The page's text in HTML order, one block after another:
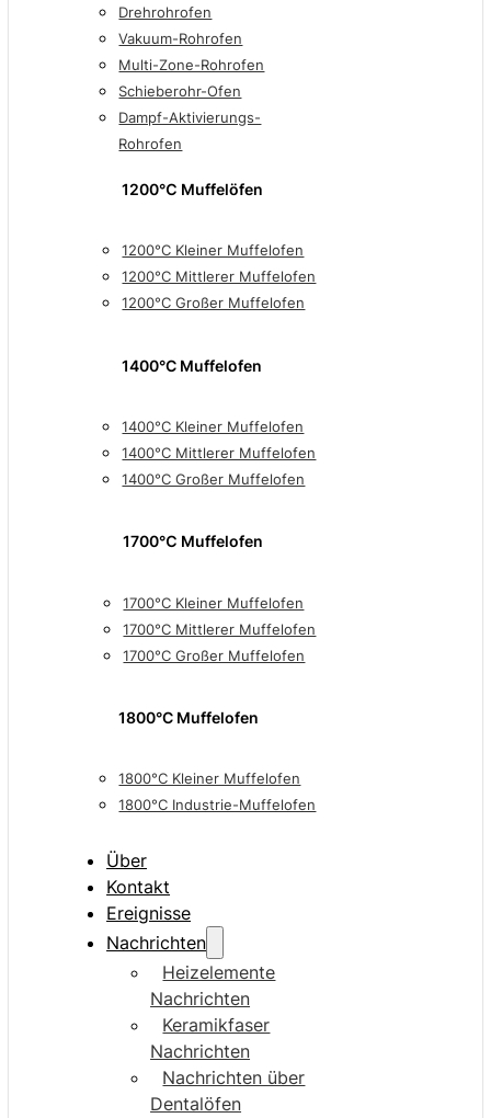
Drehrohrofen
Vakuum-Rohrofen
Multi-Zone-Rohrofen
Schieberohr-Ofen
Dampf-Aktivierungs-
Rohrofen
1200℃ Muffelöfen
1200°C Kleiner Muffelofen
1200°C Mittlerer Muffelofen
1200°C Großer Muffelofen
1400°C Muffelofen
1400°C Kleiner Muffelofen
1400°C Mittlerer Muffelofen
1400°C Großer Muffelofen
1700℃ Muffelofen
1700°C Kleiner Muffelofen
1700°C Mittlerer Muffelofen
1700°C Großer Muffelofen
1800°C Muffelofen
1800°C Kleiner Muffelofen
1800°C Industrie-Muffelofen
Über
Kontakt
Ereignisse
Nachrichten
Heizelemente
Nachrichten
Keramikfaser
Nachrichten
Nachrichten über
Dentalöfen